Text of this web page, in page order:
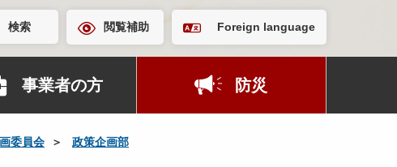
検索 閲覧補助 Foreign language
事業者の方 防災
委員会
政策企画部